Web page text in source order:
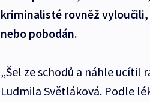
kriminalisté rovněž
nebo pobodán.
„Šel ze schodů a náhle ucítil
Ludmila Světláková. Podle